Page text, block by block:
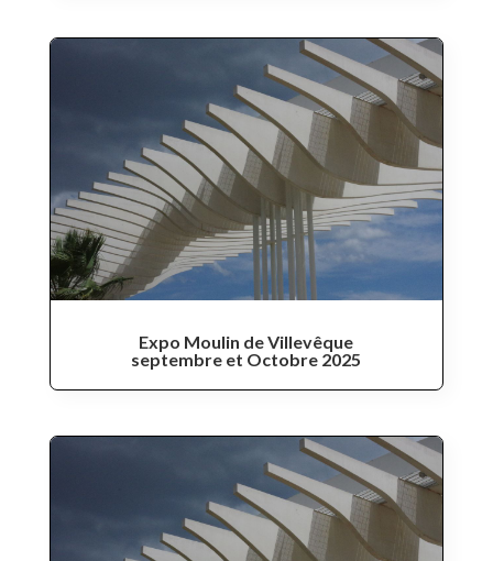
Expo Moulin de Villevêque
septembre et Octobre 2025